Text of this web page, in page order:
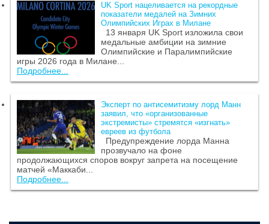
UK Sport нацеливается на рекордные
показатели медалей на Зимних
Олимпийских Играх в Милане
13 января UK Sport изложила свои
медальные амбиции на зимние
Олимпийские и Паралимпийские
игры 2026 года в Милане...
Подробнее...
Эксперт по антисемитизму лорд Манн
заявил, что «организованные
экстремисты» стремятся «изгнать»
евреев из футбола
Предупреждение лорда Манна
прозвучало на фоне
продолжающихся споров вокруг запрета на посещение
матчей «Маккаби...
Подробнее...